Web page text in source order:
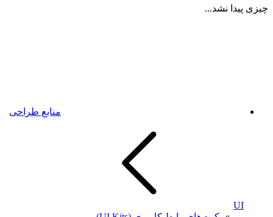
چیزی پیدا نشد...
منابع طراحی
UI